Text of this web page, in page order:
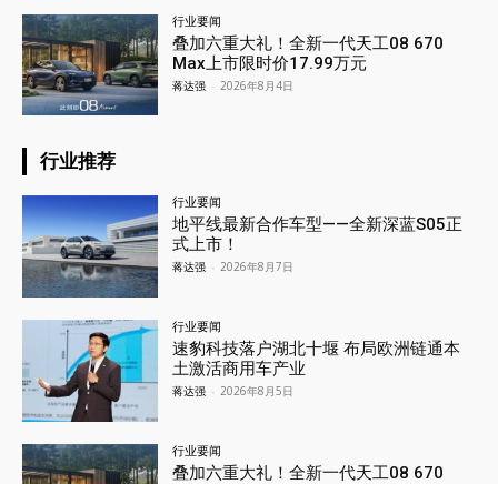
行业要闻
叠加六重大礼！全新一代天工08 670
Max上市限时价17.99万元
蒋达强 - 2026年8月4日
行业推荐
行业要闻
地平线最新合作车型——全新深蓝S05正
式上市！
蒋达强 - 2026年8月7日
行业要闻
速豹科技落户湖北十堰 布局欧洲链通本
土激活商用车产业
蒋达强 - 2026年8月5日
行业要闻
叠加六重大礼！全新一代天工08 670